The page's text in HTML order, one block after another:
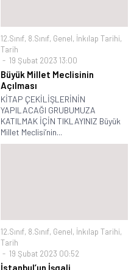
12.Sınıf, 8.Sınıf, Genel, İnkılap Tarihi,
Tarih
19 Şubat 2023 13:00
Büyük Millet Meclisinin
Açılması
KİTAP ÇEKİLİŞLERİNİN
YAPILACAĞI GRUBUMUZA
KATILMAK İÇİN TIKLAYINIZ Büyük
Millet Meclisi’nin...
12.Sınıf, 8.Sınıf, Genel, İnkılap Tarihi,
Tarih
19 Şubat 2023 00:52
İstanbul’un İşgali